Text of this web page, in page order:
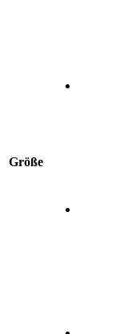
Größe